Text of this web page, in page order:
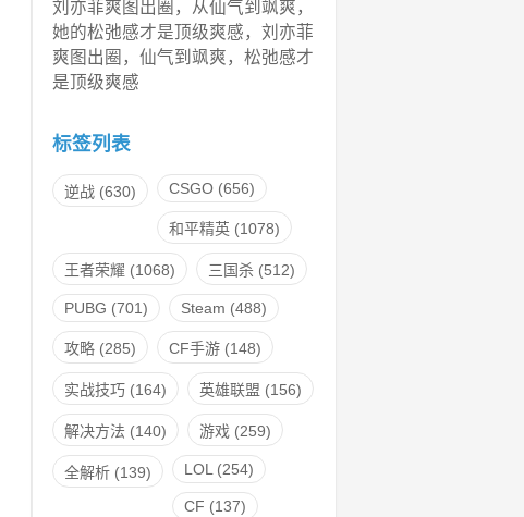
刘亦菲爽图出圈，从仙气到飒爽，
她的松弛感才是顶级爽感，刘亦菲
爽图出圈，仙气到飒爽，松弛感才
是顶级爽感
标签列表
逆战 (630) CSGO (656)
和平精英 (1078)
王者荣耀 (1068) 三国杀 (512)
PUBG (701) Steam (488)
攻略 (285) CF手游 (148)
实战技巧 (164) 英雄联盟 (156)
解决方法 (140) 游戏 (259)
全解析 (139) LOL (254)
CF (137)